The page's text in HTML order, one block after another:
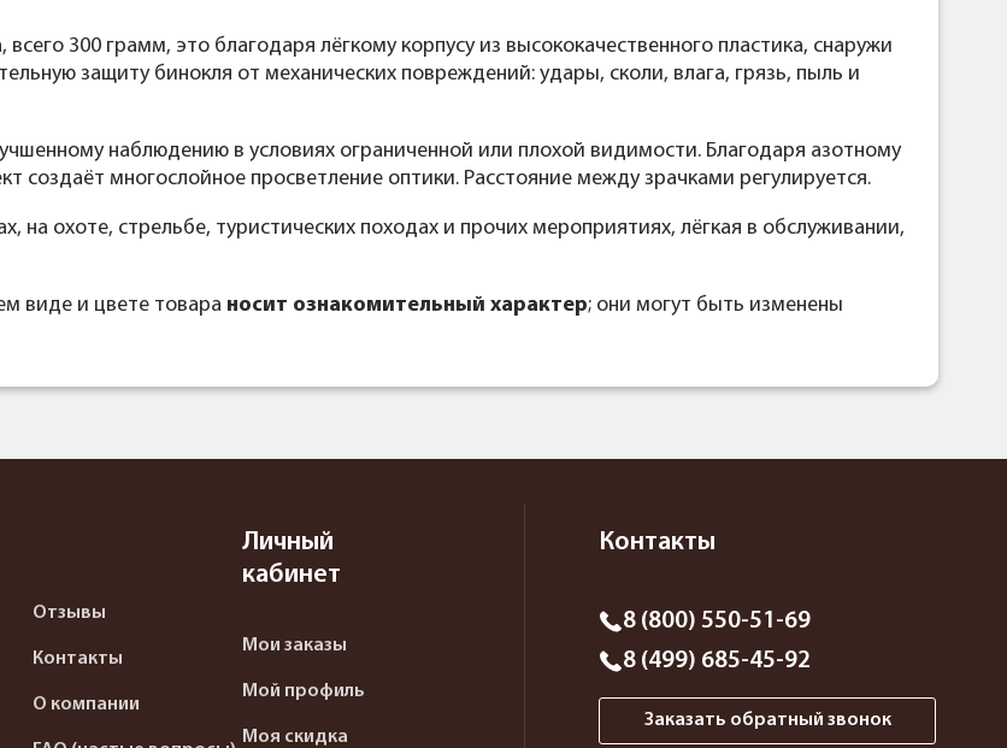
300 грамм, это благодаря лёгкому корпусу из высококачественного пластика, снаружи
защиту бинокля от механических повреждений: удары, сколи, влага, грязь, пыль и
наблюдению в условиях ограниченной или плохой видимости. Благодаря азотному
создаёт многослойное просветление оптики. Расстояние между зрачками регулируется.
на охоте, стрельбе, туристических походах и прочих мероприятиях, лёгкая в обслуживании,
виде и цвете товара носит ознакомительный характер; они могут быть изменены
Отзывы
Контакты
О компании
Личный
кабинет
Мои заказы
Мой профиль
Моя скидка
Контакты
8 (800) 550-51-69
8 (499) 685-45-92
Заказать обратный звонок